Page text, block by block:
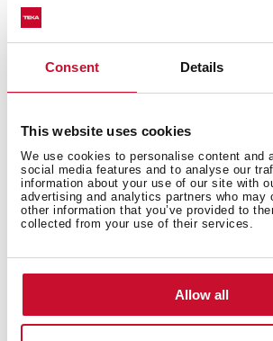
Consent Details
This website uses cookies
We use cookies to personalise content and
social media features and to analyse our
information about your use of our site with
advertising and analytics partners who may
other information that you’ve provided to
collected from your use of their services.
Allow all
自动点火装置(AI)
通电点火，绿色环保
外形尺寸
您可能还对以下内容感兴趣